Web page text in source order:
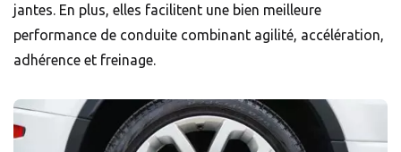
jantes. En plus, elles facilitent une bien meilleure
performance de conduite combinant agilité, accélération,
adhérence et freinage.